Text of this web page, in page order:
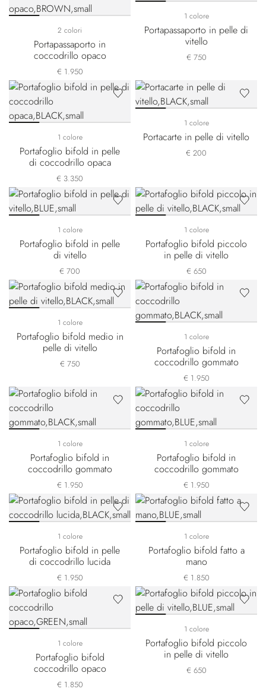
2 colori
Portapassaporto in
coccodrillo opaco
€ 1.950
1 colore
Portapassaporto in pelle di
vitello
€ 750
1 colore
Portafoglio bifold in pelle
di coccodrillo opaca
€ 3.350
1 colore
Portacarte in pelle di vitello
€ 200
1 colore
Portafoglio bifold in pelle
di vitello
€ 700
1 colore
Portafoglio bifold piccolo
in pelle di vitello
€ 650
1 colore
Portafoglio bifold medio in
pelle di vitello
€ 750
1 colore
Portafoglio bifold in
coccodrillo gommato
€ 1.950
1 colore
Portafoglio bifold in
coccodrillo gommato
€ 1.950
1 colore
Portafoglio bifold in
coccodrillo gommato
€ 1.950
1 colore
Portafoglio bifold in pelle
di coccodrillo lucida
€ 1.950
1 colore
Portafoglio bifold fatto a
mano
€ 1.850
1 colore
Portafoglio bifold
coccodrillo opaco
€ 1.850
1 colore
Portafoglio bifold piccolo
in pelle di vitello
€ 650